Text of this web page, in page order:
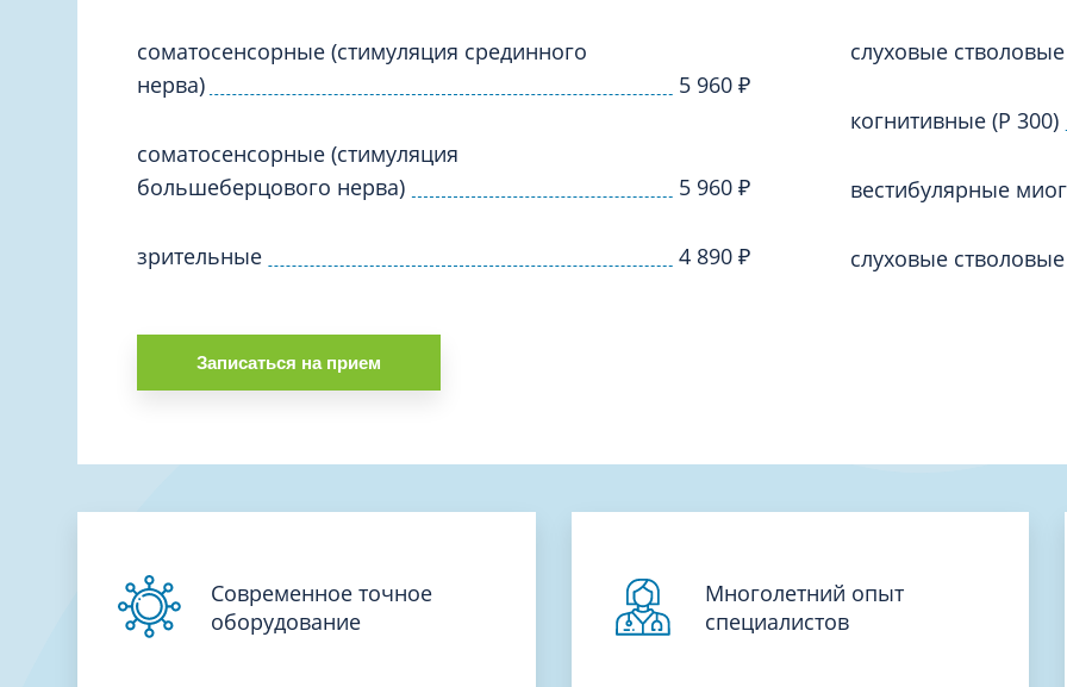
Гематология
Гинекология
Дерматология
Клиническая психология
Массаж
Неврология
Нефрология
Психотерапия
Реабилитация
Рентген
соматосенсорные (стимуляция срединного
нерва)
5 960 ₽
соматосенсорные (стимуляция
большеберцового нерва)
5 960 ₽
зрительные 4 890 ₽
слуховые стволовые
когнитивные (Р 300)
вестибулярные
слуховые
Записаться на прием
Современное точное
оборудование
Многолетний опыт
специалистов